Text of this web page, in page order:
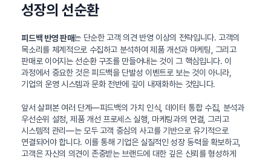
성장의 선순환
피드백 반영 판매는 단순한 고객 의견 반영 이상의 전략입니다. 고객의
목소리를 체계적으로 수집하고 분석하여 제품 개선과 마케팅, 그리고
판매로 이어지는 선순환 구조를 만들어내는 것이 그 핵심입니다. 이
과정에서 중요한 것은 피드백을 단발성 이벤트로 보는 것이 아니라,
기업의 운영 시스템과 문화 전반에 깊이 내재화하는 것입니다.
앞서 살펴본 여러 단계—피드백의 가치 인식, 데이터 통합 수집, 분석과
우선순위 설정, 제품 개선 프로세스 실행, 마케팅과의 연결, 그리고
시스템적 관리—는 모두 고객 중심의 사고를 기반으로 유기적으로
연결되어야 합니다. 이를 통해 기업은 실질적인 성장 동력을 확보하고,
고객은 자신의 의견이 존중받는 브랜드에 대한 깊은 신뢰를 형성하게